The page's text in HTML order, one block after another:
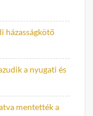
házasságkötő
a nyugati és
mentették a